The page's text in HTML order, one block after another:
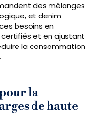
des mélanges
et denim
besoins en
et en ajustant
la consommation
la
de haute